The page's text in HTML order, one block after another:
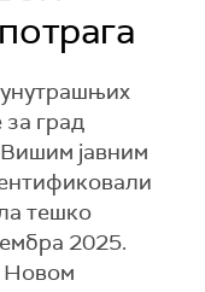
град
јавним
тешко
2025.
Новом